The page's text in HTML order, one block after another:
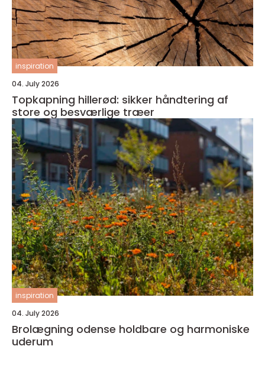
inspiration
04. July 2026
Topkapning hillerød: sikker håndtering af
store og besværlige træer
inspiration
04. July 2026
Brolægning odense holdbare og harmoniske
uderum